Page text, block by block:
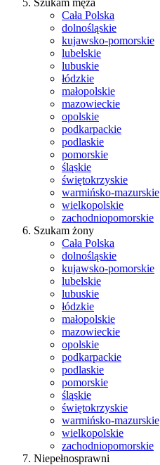
Szukam męża
Cała Polska
dolnośląskie
kujawsko-pomorskie
lubelskie
lubuskie
łódzkie
małopolskie
mazowieckie
opolskie
podkarpackie
podlaskie
pomorskie
śląskie
świętokrzyskie
warmińsko-mazurskie
wielkopolskie
zachodniopomorskie
Szukam żony
Cała Polska
dolnośląskie
kujawsko-pomorskie
lubelskie
lubuskie
łódzkie
małopolskie
mazowieckie
opolskie
podkarpackie
podlaskie
pomorskie
śląskie
świętokrzyskie
warmińsko-mazurskie
wielkopolskie
zachodniopomorskie
Niepełnosprawni